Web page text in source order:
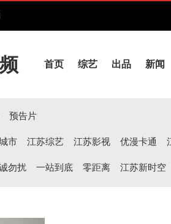
首页 综艺 出品 新闻
预告片
市 江苏综艺 江苏影视 优漫卡通
勿扰 一站到底 零距离 江苏新时空